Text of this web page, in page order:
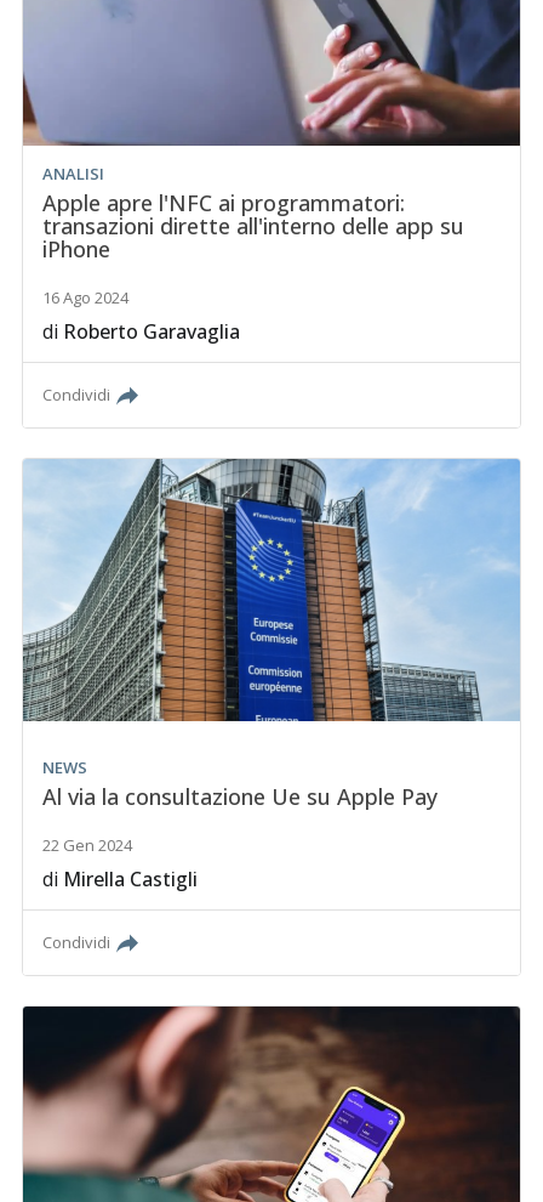
ANALISI
Apple apre l'NFC ai programmatori:
transazioni dirette all'interno delle app su
iPhone
16 Ago 2024
di Roberto Garavaglia
Condividi
NEWS
Al via la consultazione Ue su Apple Pay
22 Gen 2024
di Mirella Castigli
Condividi